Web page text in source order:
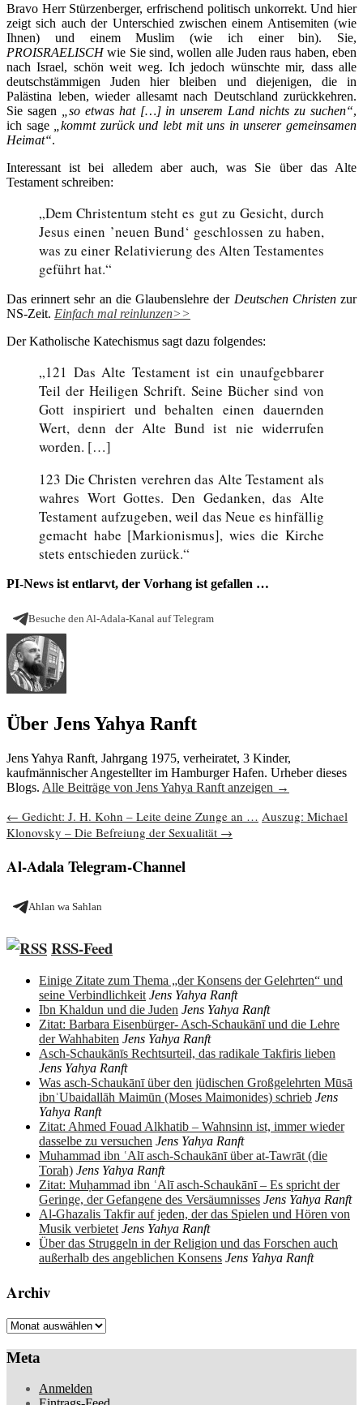
Bravo Herr Stürzenberger, erfrischend politisch unkorrekt. Und hier
zeigt sich auch der Unterschied zwischen einem Antisemiten (wie
Ihnen) und einem Muslim (wie ich einer bin). Sie,
PROISRAELISCHwie Sie sind, wollen alle Juden raus haben, eben
nach Israel, schön weit weg. Ich jedoch wünschte mir, dass alle
deutschstämmigen Juden hier bleiben und diejenigen, die in
Palästina leben, wieder allesamt nach Deutschland zurückkehren.
Sie sagen
„so etwas hat […] in unserem Land nichts zu suchen“,
ich sage
„kommt zurück und lebt mit uns in unserer gemeinsamen
Heimat“.
Interessant ist bei alledem aber auch, was Sie über das Alte
Testament schreiben:
„Dem Christentum steht es gut zu Gesicht, durch
Jesus einen ’neuen Bund‘ geschlossen zu haben,
was zu einer Relativierung des Alten Testamentes
geführt hat.“
Das erinnert sehr an die Glaubenslehre der Deutschen Christenzur
NS-Zeit. Einfach mal reinlunzen>>
Der Katholische Katechismus sagt dazu folgendes:
„121 Das Alte Testament ist ein unaufgebbarer
Teil der Heiligen Schrift. Seine Bücher sind von
Gott inspiriert und behalten einen dauernden
Wert, denn der Alte Bund ist nie widerrufen
worden. […]
123 Die Christen verehren das Alte Testament als
wahres Wort Gottes. Den Gedanken, das Alte
Testament aufzugeben, weil das Neue es hinfällig
gemacht habe [Markionismus], wies die Kirche
stets entschieden zurück.“
PI-News ist entlarvt, der Vorhang ist gefallen …
Besuche den Al-Adala-Kanal auf Telegram
Über Jens Yahya Ranft
Jens Yahya Ranft, Jahrgang 1975, verheiratet, 3 Kinder,
kaufmännischer Angestellter im Hamburger Hafen. Urheber dieses
Blogs. Alle Beiträge von Jens Yahya Ranft anzeigen →
Beitragsnavigation
← Gedicht: J. H. Kohn – Leite deine Zunge an … Auszug: Michael
Klonovsky – Die Befreiung der Sexualität →
Al-Adala Telegram-Channel
Ahlan wa Sahlan
RSS-Feed
Einige Zitate zum Thema „der Konsens der Gelehrten“ und
seine Verbindlichkeit Jens Yahya Ranft
Ibn Khaldun und die Juden Jens Yahya Ranft
Zitat: Barbara Eisenbürger- Asch-Schaukānī und die Lehre
der Wahhabiten Jens Yahya Ranft
Asch-Schaukānīs Rechtsurteil, das radikale Takfiris lieben
Jens Yahya Ranft
Was asch-Schaukānī über den jüdischen Großgelehrten Mūsā
ibnʿUbaidallāh Maimūn (Moses Maimonides) schrieb Jens
Yahya Ranft
Zitat: Ahmed Fouad Alkhatib – Wahnsinn ist, immer wieder
dasselbe zu versuchen Jens Yahya Ranft
Muhammad ibn ʿAlī asch-Schaukānī über at-Tawrāt (die
Torah) Jens Yahya Ranft
Zitat: Muḥammad ibn ʿAlī asch-Schaukānī – Es spricht der
Geringe, der Gefangene des Versäumnisses Jens Yahya Ranft
Al-Ghazalis Takfir auf jeden, der das Spielen und Hören von
Musik verbietet Jens Yahya Ranft
Über das Struggeln in der Religion und das Forschen auch
außerhalb des angeblichen Konsens Jens Yahya Ranft
Archiv
Archiv
Meta
Anmelden